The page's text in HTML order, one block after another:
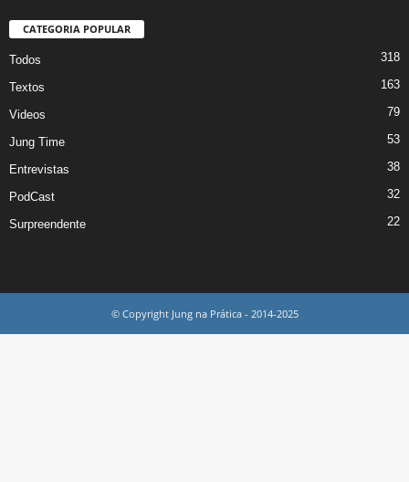
CATEGORIA POPULAR
Todos 318
Textos 163
Videos 79
Jung Time 53
Entrevistas 38
PodCast 32
Surpreendente 22
© Copyright Jung na Prática - 2014-2025